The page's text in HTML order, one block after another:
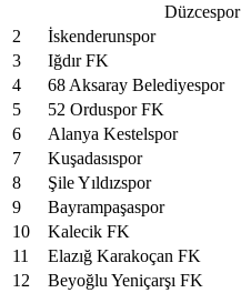
Düzcespor
2 İskenderunspor
3
Iğdır FK
4
68 Aksaray Belediyespor
5
52 Orduspor FK
6
Alanya Kestelspor
7
Kuşadasıspor
8
Şile Yıldızspor
9
Bayrampaşaspor
10
Kalecik FK
11
Elazığ Karakoçan FK
12
Beyoğlu Yeniçarşı FK